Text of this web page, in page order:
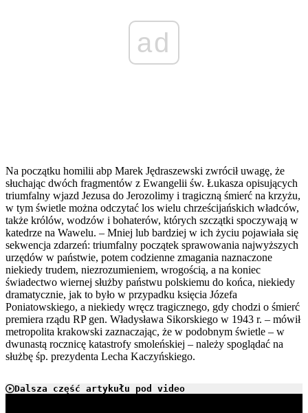
ad
Na początku homilii abp Marek Jędraszewski zwrócił uwagę, że
słuchając dwóch fragmentów z Ewangelii św. Łukasza opisujących
triumfalny wjazd Jezusa do Jerozolimy i tragiczną śmierć na krzyżu,
w tym świetle można odczytać los wielu chrześcijańskich władców,
także królów, wodzów i bohaterów, których szczątki spoczywają w
katedrze na Wawelu. – Mniej lub bardziej w ich życiu pojawiała się
sekwencja zdarzeń: triumfalny początek sprawowania najwyższych
urzędów w państwie, potem codzienne zmagania naznaczone
niekiedy trudem, niezrozumieniem, wrogością, a na koniec
świadectwo wiernej służby państwu polskiemu do końca, niekiedy
dramatycznie, jak to było w przypadku księcia Józefa
Poniatowskiego, a niekiedy wręcz tragicznego, gdy chodzi o śmierć
premiera rządu RP gen. Władysława Sikorskiego w 1943 r. – mówił
metropolita krakowski zaznaczając, że w podobnym świetle – w
dwunastą rocznicę katastrofy smoleńskiej – należy spoglądać na
służbę śp. prezydenta Lecha Kaczyńskiego.
Dalsza część artykułu pod video